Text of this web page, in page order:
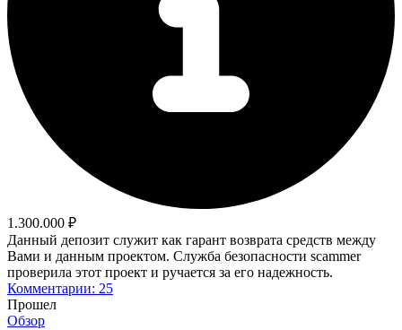
1.300.000 ₽
Данный депозит служит как гарант возврата средств между
Вами и данным проектом. Служба безопасности scammer
проверила этот проект и ручается за его надежность.
Комментарии: 25
Прошел
Обзор